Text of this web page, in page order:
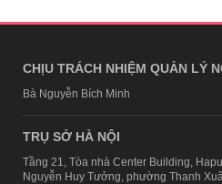
CHỊU TRÁCH NHIỆM QUẢN LÝ
Bà Nguyễn Bích Minh
TRỤ SỞ HÀ NỘI
Tầng 21, Tòa nhà Center Building,
Nguyễn Huy Tưởng, phường Thanh